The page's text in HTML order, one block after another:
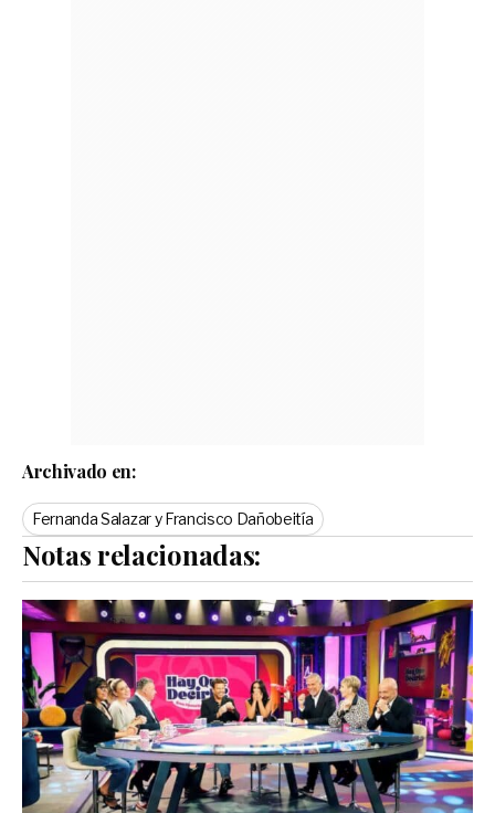
Archivado en:
Fernanda Salazar y Francisco Dañobeitía
Notas relacionadas: